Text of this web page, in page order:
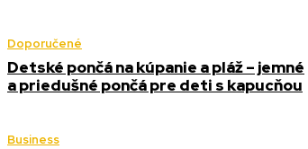
Doporučené
Detské pončá na kúpanie a pláž – jemné
a priedušné pončá pre deti s kapucňou
Business